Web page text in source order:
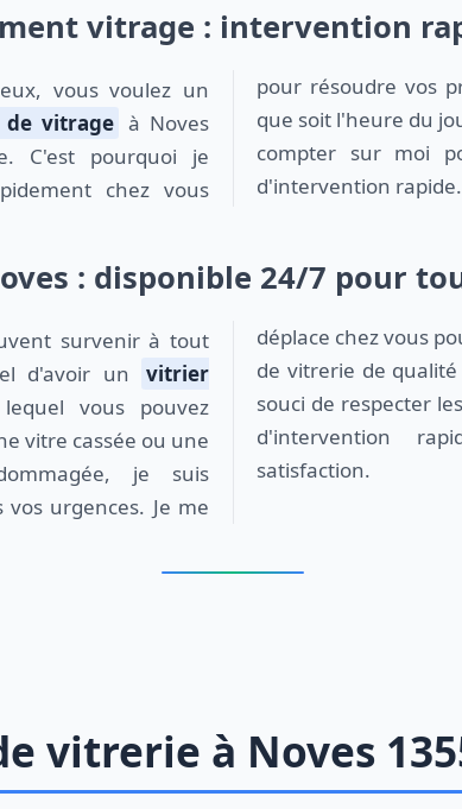
vitrage : intervention
de vitrage à Noves
C'est pourquoi je
chez vous
pour résoudre vos
que soit l'heure du
compter sur moi
d'intervention rapide.
: disponible 24/7 pour
d'avoir un
vitrier
vous pouvez
vitre cassée ou une
je suis
urgences. Je me
déplace chez vous
de vitrerie de
souci de respecter
d'intervention
satisfaction.
vitrerie à Noves